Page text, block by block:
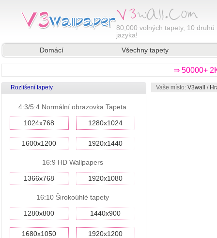
80,000 volných tapety, 10 druhů
jazyka!
Domácí
Všechny tapety
⇒ 50000+
Rozlišení tapety
4:3/5:4 Normální obrazovka Tapeta
1024x768 1280x1024
1600x1200 1920x1440
16:9 HD Wallpapers
1366x768 1920x1080
16:10 Širokoúhlé tapety
1280x800 1440x900
1680x1050 1920x1200
Vaše místo: V3wall /